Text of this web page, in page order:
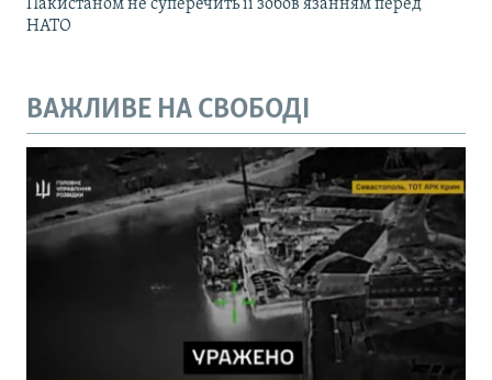
Пакистаном не суперечить її зобов’язанням перед
НАТО
ВАЖЛИВЕ НА СВОБОДІ